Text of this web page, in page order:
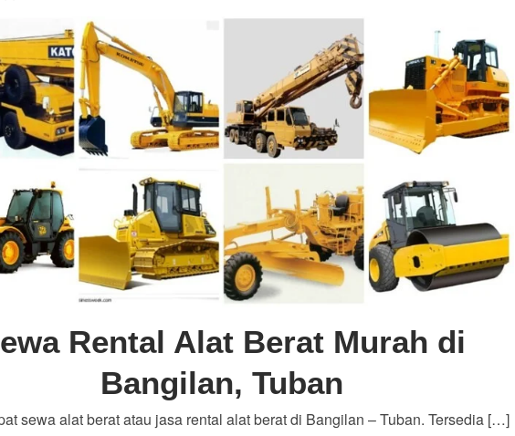
Rental Alat Berat Murah di
Bangilan, Tuban
sewa alat berat atau jasa rental alat berat di Bangilan – Tuban. Tersedia […]